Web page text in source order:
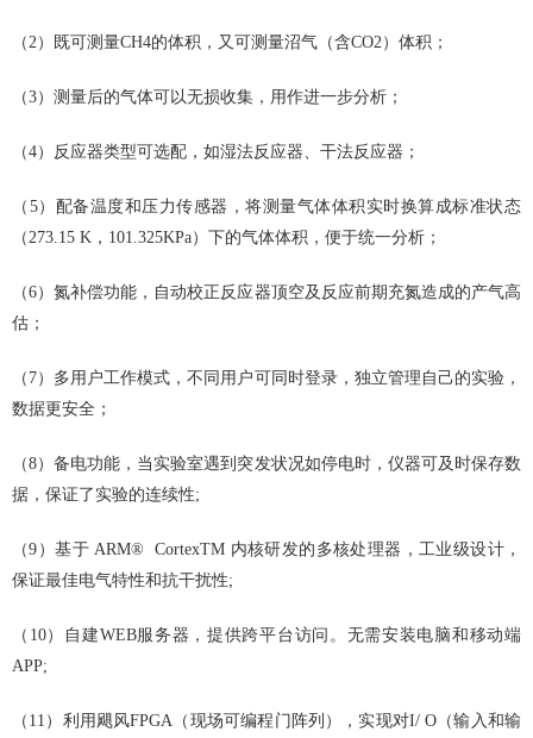
（2）既可测量CH4的体积，又可测量沼气（含CO2）体积；
（3）测量后的气体可以无损收集，用作进一步分析；
（4）反应器类型可选配，如湿法反应器、干法反应器；
（5）配备温度和压力传感器，将测量气体体积实时换算成标准状态
（273.15 K，101.325KPa）下的气体体积，便于统一分析；
（6）氮补偿功能，自动校正反应器顶空及反应前期充氮造成的产气高
估；
（7）多用户工作模式，不同用户可同时登录，独立管理自己的实验，
数据更安全；
（8）备电功能，当实验室遇到突发状况如停电时，仪器可及时保存数
据，保证了实验的连续性;
（9）基于 ARM®️ CortexTM 内核研发的多核处理器，工业级设计，
保证最佳电气特性和抗干扰性;
（10）自建WEB服务器，提供跨平台访问。无需安装电脑和移动端
APP;
（11）利用飓风FPGA（现场可编程门阵列），实现对I/ O（输入和输